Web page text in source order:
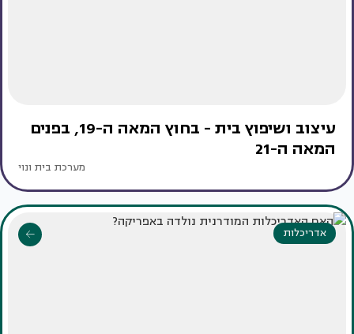
עיצוב ושיפוץ בית - בחוץ המאה ה-19, בפנים
המאה ה-21
מערכת בית ונוי
אדריכלות